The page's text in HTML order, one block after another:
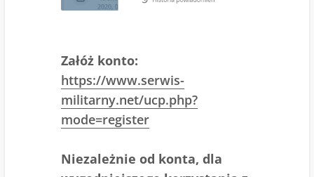
Załóż konto:
https://www.serwis-
militarny.net/ucp.php?
mode=register
Niezależnie od konta, dla